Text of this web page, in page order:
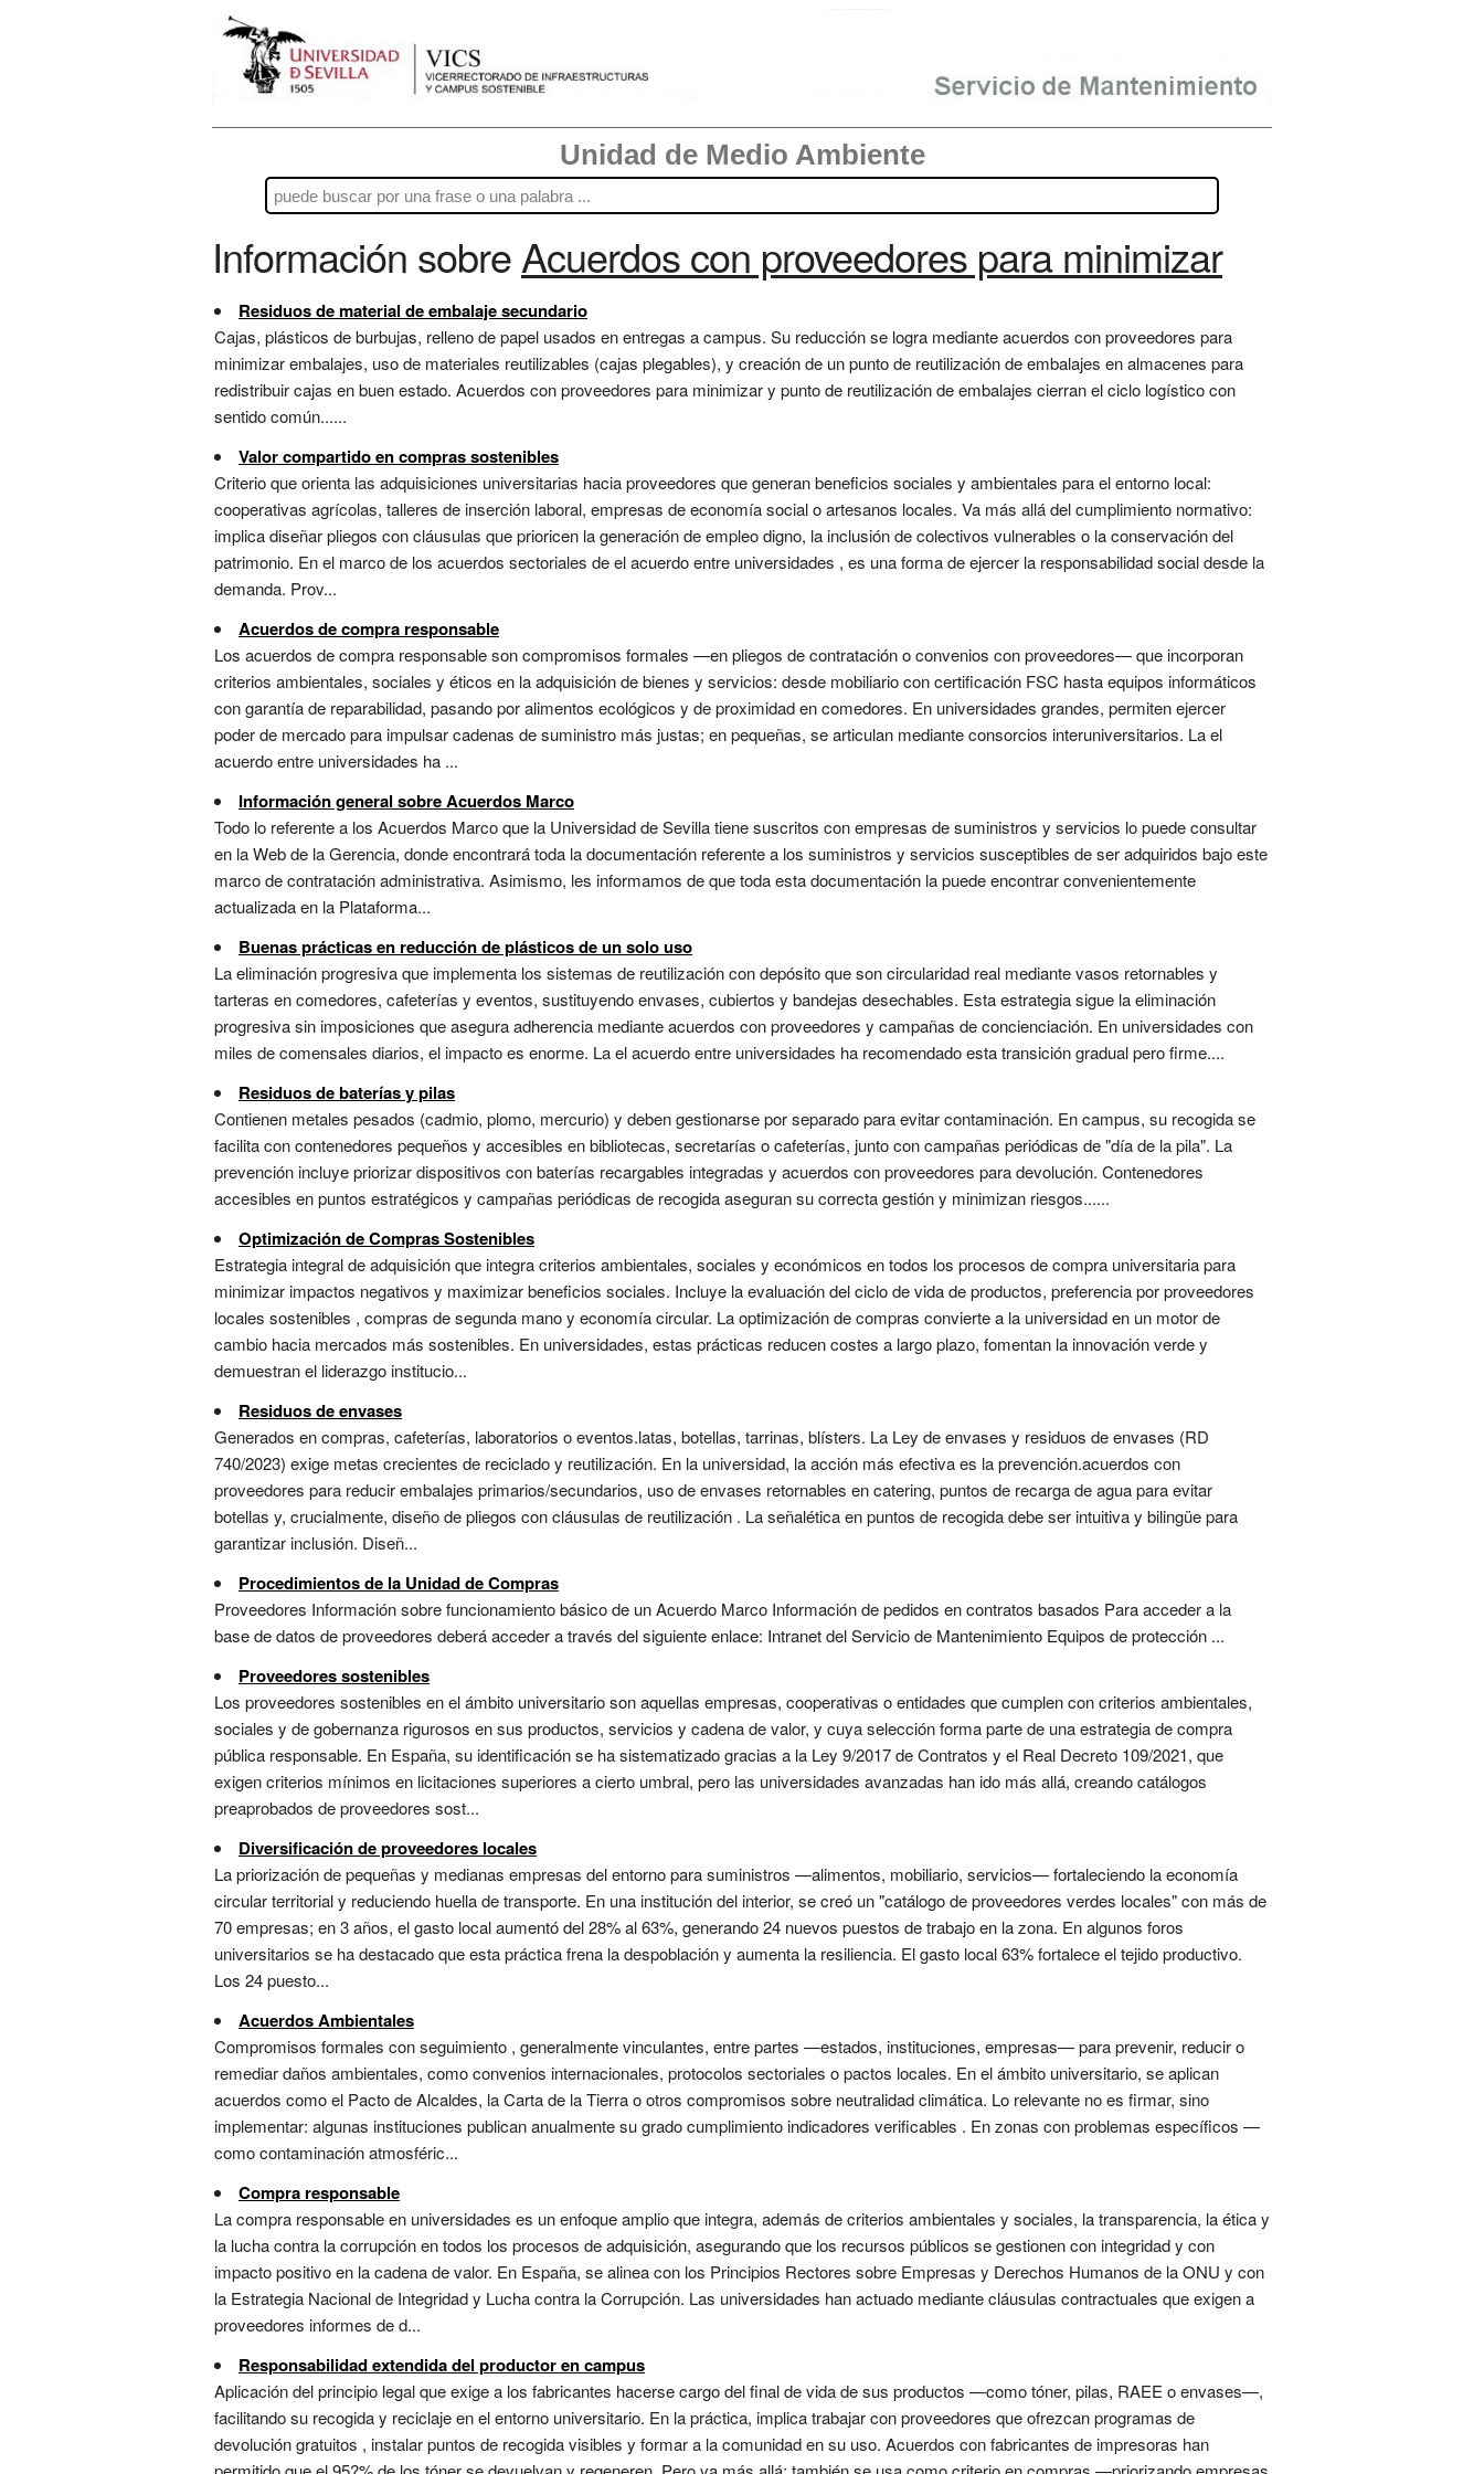
Unidad de Medio Ambiente
Información sobreAcuerdos con proveedores para minimizar
Residuos de material de embalaje secundario
Cajas, plásticos de burbujas, relleno de papel usados en entregas a campus. Su reducción se logra mediante acuerdos con proveedores para
minimizar embalajes, uso de materiales reutilizables (cajas plegables), y creación de un punto de reutilización de embalajes en almacenes para
redistribuir cajas en buen estado. Acuerdos con proveedores para minimizar y punto de reutilización de embalajes cierran el ciclo logístico con
sentido común......
Valor compartido en compras sostenibles
Criterio que orienta las adquisiciones universitarias hacia proveedores que generan beneficios sociales y ambientales para el entorno local:
cooperativas agrícolas, talleres de inserción laboral, empresas de economía social o artesanos locales. Va más allá del cumplimiento normativo:
implica diseñar pliegos con cláusulas que prioricen la generación de empleo digno, la inclusión de colectivos vulnerables o la conservación del
patrimonio. En el marco de los acuerdos sectoriales de el acuerdo entre universidades , es una forma de ejercer la responsabilidad social desde la
demanda. Prov...
Acuerdos de compra responsable
Los acuerdos de compra responsable son compromisos formales —en pliegos de contratación o convenios con proveedores— que incorporan
criterios ambientales, sociales y éticos en la adquisición de bienes y servicios: desde mobiliario con certificación FSC hasta equipos informáticos
con garantía de reparabilidad, pasando por alimentos ecológicos y de proximidad en comedores. En universidades grandes, permiten ejercer
poder de mercado para impulsar cadenas de suministro más justas; en pequeñas, se articulan mediante consorcios interuniversitarios. La el
acuerdo entre universidades ha ...
Información general sobre Acuerdos Marco
Todo lo referente a los Acuerdos Marco que la Universidad de Sevilla tiene suscritos con empresas de suministros y servicios lo puede consultar
en la Web de la Gerencia, donde encontrará toda la documentación referente a los suministros y servicios susceptibles de ser adquiridos bajo este
marco de contratación administrativa. Asimismo, les informamos de que toda esta documentación la puede encontrar convenientemente
actualizada en la Plataforma...
Buenas prácticas en reducción de plásticos de un solo uso
La eliminación progresiva que implementa los sistemas de reutilización con depósito que son circularidad real mediante vasos retornables y
tarteras en comedores, cafeterías y eventos, sustituyendo envases, cubiertos y bandejas desechables. Esta estrategia sigue la eliminación
progresiva sin imposiciones que asegura adherencia mediante acuerdos con proveedores y campañas de concienciación. En universidades con
miles de comensales diarios, el impacto es enorme. La el acuerdo entre universidades ha recomendado esta transición gradual pero firme....
Residuos de baterías y pilas
Contienen metales pesados (cadmio, plomo, mercurio) y deben gestionarse por separado para evitar contaminación. En campus, su recogida se
facilita con contenedores pequeños y accesibles en bibliotecas, secretarías o cafeterías, junto con campañas periódicas de "día de la pila". La
prevención incluye priorizar dispositivos con baterías recargables integradas y acuerdos con proveedores para devolución. Contenedores
accesibles en puntos estratégicos y campañas periódicas de recogida aseguran su correcta gestión y minimizan riesgos......
Optimización de Compras Sostenibles
Estrategia integral de adquisición que integra criterios ambientales, sociales y económicos en todos los procesos de compra universitaria para
minimizar impactos negativos y maximizar beneficios sociales. Incluye la evaluación del ciclo de vida de productos, preferencia por proveedores
locales sostenibles , compras de segunda mano y economía circular. La optimización de compras convierte a la universidad en un motor de
cambio hacia mercados más sostenibles. En universidades, estas prácticas reducen costes a largo plazo, fomentan la innovación verde y
demuestran el liderazgo institucio...
Residuos de envases
Generados en compras, cafeterías, laboratorios o eventos.latas, botellas, tarrinas, blísters. La Ley de envases y residuos de envases (RD
740/2023) exige metas crecientes de reciclado y reutilización. En la universidad, la acción más efectiva es la prevención.acuerdos con
proveedores para reducir embalajes primarios/secundarios, uso de envases retornables en catering, puntos de recarga de agua para evitar
botellas y, crucialmente, diseño de pliegos con cláusulas de reutilización . La señalética en puntos de recogida debe ser intuitiva y bilingüe para
garantizar inclusión. Diseñ...
Procedimientos de la Unidad de Compras
Proveedores Información sobre funcionamiento básico de un Acuerdo Marco Información de pedidos en contratos basados Para acceder a la
base de datos de proveedores deberá acceder a través del siguiente enlace: Intranet del Servicio de Mantenimiento Equipos de protección ...
Proveedores sostenibles
Los proveedores sostenibles en el ámbito universitario son aquellas empresas, cooperativas o entidades que cumplen con criterios ambientales,
sociales y de gobernanza rigurosos en sus productos, servicios y cadena de valor, y cuya selección forma parte de una estrategia de compra
pública responsable. En España, su identificación se ha sistematizado gracias a la Ley 9/2017 de Contratos y el Real Decreto 109/2021, que
exigen criterios mínimos en licitaciones superiores a cierto umbral, pero las universidades avanzadas han ido más allá, creando catálogos
preaprobados de proveedores sost...
Diversificación de proveedores locales
La priorización de pequeñas y medianas empresas del entorno para suministros —alimentos, mobiliario, servicios— fortaleciendo la economía
circular territorial y reduciendo huella de transporte. En una institución del interior, se creó un "catálogo de proveedores verdes locales" con más de
70 empresas; en 3 años, el gasto local aumentó del 28% al 63%, generando 24 nuevos puestos de trabajo en la zona. En algunos foros
universitarios se ha destacado que esta práctica frena la despoblación y aumenta la resiliencia. El gasto local 63% fortalece el tejido productivo.
Los 24 puesto...
Acuerdos Ambientales
Compromisos formales con seguimiento , generalmente vinculantes, entre partes —estados, instituciones, empresas— para prevenir, reducir o
remediar daños ambientales, como convenios internacionales, protocolos sectoriales o pactos locales. En el ámbito universitario, se aplican
acuerdos como el Pacto de Alcaldes, la Carta de la Tierra o otros compromisos sobre neutralidad climática. Lo relevante no es firmar, sino
implementar: algunas instituciones publican anualmente su grado cumplimiento indicadores verificables . En zonas con problemas específicos —
como contaminación atmosféric...
Compra responsable
La compra responsable en universidades es un enfoque amplio que integra, además de criterios ambientales y sociales, la transparencia, la ética y
la lucha contra la corrupción en todos los procesos de adquisición, asegurando que los recursos públicos se gestionen con integridad y con
impacto positivo en la cadena de valor. En España, se alinea con los Principios Rectores sobre Empresas y Derechos Humanos de la ONU y con
la Estrategia Nacional de Integridad y Lucha contra la Corrupción. Las universidades han actuado mediante cláusulas contractuales que exigen a
proveedores informes de d...
Responsabilidad extendida del productor en campus
Aplicación del principio legal que exige a los fabricantes hacerse cargo del final de vida de sus productos —como tóner, pilas, RAEE o envases—,
facilitando su recogida y reciclaje en el entorno universitario. En la práctica, implica trabajar con proveedores que ofrezcan programas de
devolución gratuitos , instalar puntos de recogida visibles y formar a la comunidad en su uso. Acuerdos con fabricantes de impresoras han